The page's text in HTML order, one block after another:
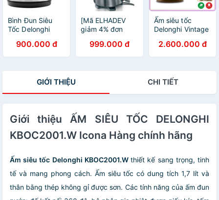
Bình Đun Siêu
Tốc Delonghi
900.000 đ
[Mã ELHADEV
giảm 4% đơn
tốc Delonghi
KBH-2001
999.000 đ
Ấm siêu tốc
Delonghi Vintage
2.600.000 đ
GIỚI THIỆU CHI TIẾT
Giới thiệu ẤM SIÊU TỐC DELONGHI
KBOC2001.W Icona Hàng chính hãng
Ấm siêu tốc Delonghi KBOC2001.Wthiết kế sang trọng, tinh
tế và mang phong cách. Ấm siêu tốc có dung tích 1,7 lít và
thân bằng thép không gỉ được sơn. Các tính năng của ấm đun